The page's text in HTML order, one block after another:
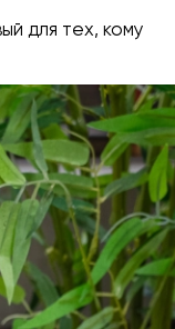
для тех, кому